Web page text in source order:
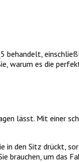
behandelt,
warum es die
lässt. Mit einer
in den Sitz drückt,
brauchen, um das